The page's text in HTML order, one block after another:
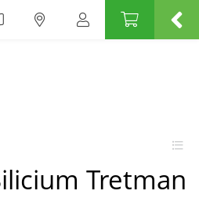
Tretman